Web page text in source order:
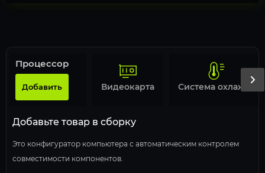
Добавьте товар в сборку
Это конфигуратор компьютера с автоматическим контролем
совместимости компонентов.
Процессор
Добавить Видеокарта